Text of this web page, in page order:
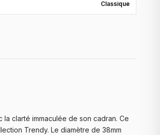
Classique
clarté immaculée de son cadran. Ce
Trendy. Le diamètre de 38mm